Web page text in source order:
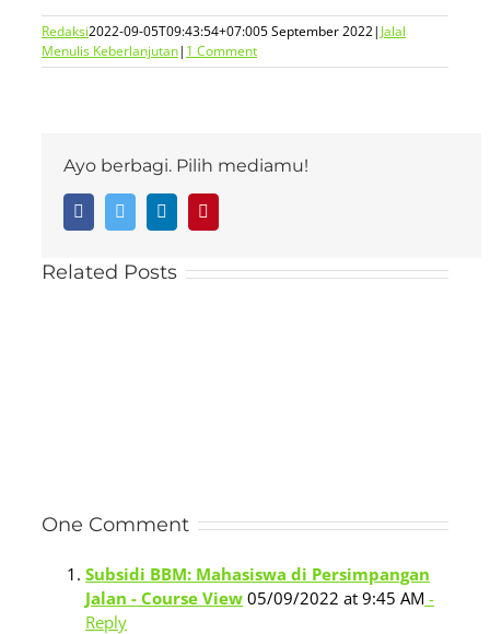
Redaksi2022-09-05T09:43:54+07:005 September 2022| Jalal
Menulis Keberlanjutan| 1 Comment
Ayo berbagi. Pilih mediamu!
FacebookTwitter LinkedIn
Related Posts
One Comment
Subsidi BBM: Mahasiswa di Persimpangan
Jalan - Course View 05/09/2022 at 9:45 AM -
Reply